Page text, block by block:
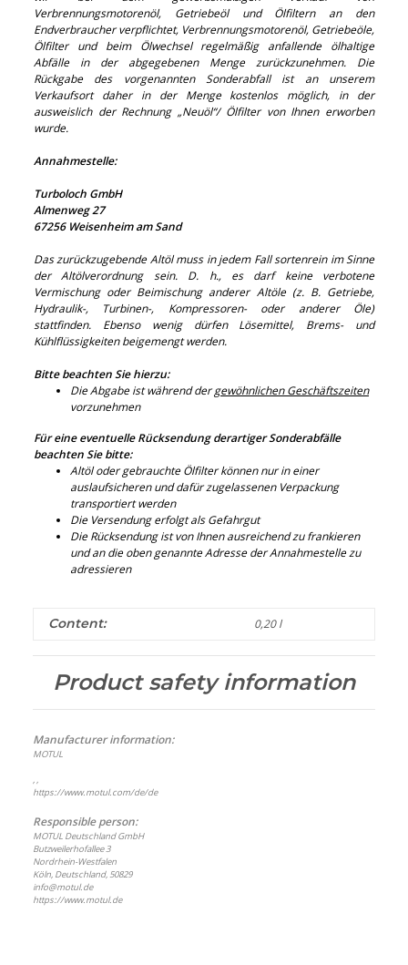
Verbrennungsmotorenöl, Getriebeöl und Ölfiltern an den
Endverbraucher verpflichtet, Verbrennungsmotorenöl, Getriebeöle,
Ölfilter und beim Ölwechsel regelmäßig anfallende ölhaltige
Abfälle in der abgegebenen Menge zurückzunehmen. Die
Rückgabe des vorgenannten Sonderabfall ist an unserem
Verkaufsort daher in der Menge kostenlos möglich, in der
ausweislich der Rechnung „Neuöl“/ Ölfilter von Ihnen erworben
wurde.
Annahmestelle:
Turboloch GmbH
Almenweg 27
67256 Weisenheim am Sand
Das zurückzugebende Altöl muss in jedem Fall sortenrein im Sinne
der Altölverordnung sein. D. h., es darf keine verbotene
Vermischung oder Beimischung anderer Altöle (z. B. Getriebe,
Hydraulik-, Turbinen-, Kompressoren- oder anderer Öle)
stattfinden. Ebenso wenig dürfen Lösemittel, Brems- und
Kühlflüssigkeiten beigemengt werden.
Bitte beachten Sie hierzu:
Die Abgabe ist während dergewöhnlichen Geschäftszeiten
vorzunehmen
Für eine eventuelle Rücksendung derartiger Sonderabfälle
beachten Sie bitte:
Altöl oder gebrauchte Ölfilter können nur in einer
auslaufsicheren und dafür zugelassenen Verpackung
transportiert werden
Die Versendung erfolgt als Gefahrgut
Die Rücksendung ist von Ihnen ausreichend zu frankieren
und an die oben genannte Adresse der Annahmestelle zu
adressieren
Content: 0,20 l
Product safety information
Manufacturer information:
MOTUL
, ,
https://www.motul.com/de/de
Responsible person:
MOTUL Deutschland GmbH
Butzweilerhofallee 3
Nordrhein-Westfalen
Köln, Deutschland, 50829
info@motul.de
https://www.motul.de